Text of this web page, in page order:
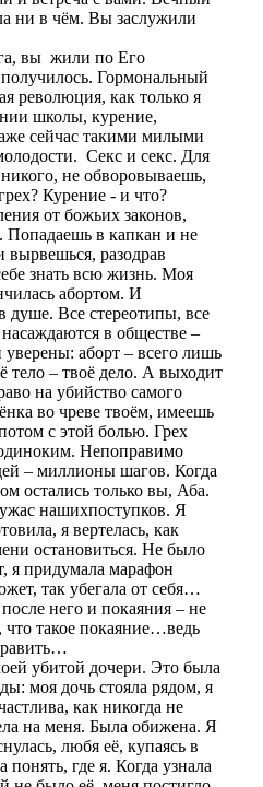
ни в чём. Вы заслужили
вы жили по Его
Гормональный
революция, как только я
школы, курение,
сейчас такими милыми
Секс и секс. Для
не обворовываешь,
Курение - и что?
от божьих законов,
Попадаешь в капкан и не
вырвешься, разодрав
знать всю жизнь. Моя
абортом. И
Все стереотипы, все
в обществе –
аборт – всего лишь
тело – твоё дело. А выходит
на убийство самого
во чреве твоём, имеешь
с этой болью. Грех
одиноким. Непоправимо
– миллионы шагов. Когда
остались только вы, Аба.
нашихпоступков. Я
я вертелась, как
остановиться. Не было
я придумала марафон
так убегала от себя…
него и покаяния – не
такое покаяние…ведь
убитой дочери. Это была
моя дочь стояла рядом, я
как никогда не
на меня. Была обижена. Я
любя её, купаясь в
где я. Когда узнала